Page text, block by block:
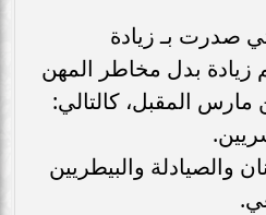
صدرت بـ زيادة
فقد تم زيادة بدل مخاطر المهن
مارس المقبل، كالتالي:
والصيادلة والبيطريين